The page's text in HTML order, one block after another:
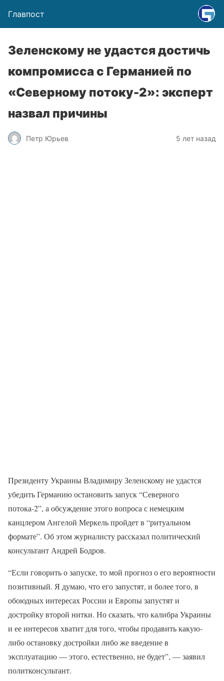
Главпост
Зеленскому не удастся достичь
компромисса с Германией по
«Северному потоку-2»: эксперт
назвал причины
Петр Юрьев 5 лет назад
Президенту Украины Владимиру Зеленскому не удастся
убедить Германию остановить запуск “Северного
потока-2”, а обсуждение этого вопроса с немецким
канцлером Ангелой Меркель пройдет в “ритуальном
формате”. Об этом журналисту рассказал политический
консультант Андрей Бодров.
“Если говорить о запуске, то мой прогноз о его вероятности
позитивный. Я думаю, что его запустят, и более того, в
обоюдных интересах России и Европы запустят и
достройку второй нитки. Но сказать, что калибра Украины
и ее интересов хватит для того, чтобы продавить какую-
либо остановку достройки либо же введение в
эксплуатацию — этого, естественно, не будет”, — заявил
политконсультант.